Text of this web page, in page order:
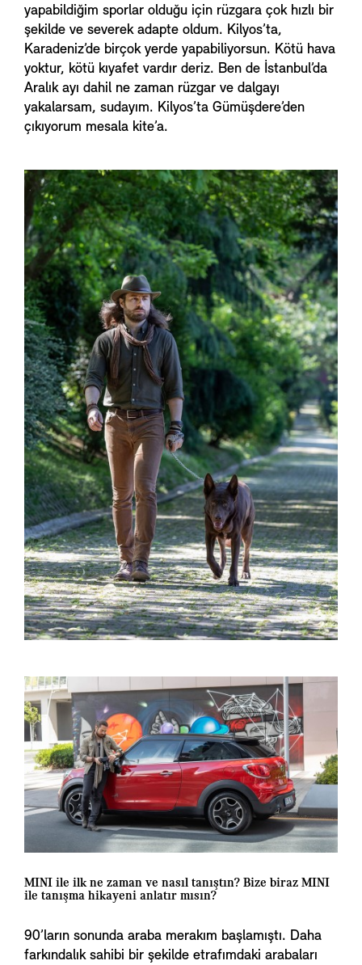
yapabildiğim sporlar olduğu için rüzgara çok hızlı bir
şekilde ve severek adapte oldum. Kilyos’ta,
Karadeniz’de birçok yerde yapabiliyorsun. Kötü hava
yoktur, kötü kıyafet vardır deriz. Ben de İstanbul’da
Aralık ayı dahil ne zaman rüzgar ve dalgayı
yakalarsam, sudayım. Kilyos’ta Gümüşdere’den
çıkıyorum mesala kite’a.
MINI ile ilk ne zaman ve nasıl tanıştın? Bize biraz MINI
ile tanışma hikayeni anlatır mısın?
90’ların sonunda araba merakım başlamıştı. Daha
farkındalık sahibi bir şekilde etrafımdaki arabaları